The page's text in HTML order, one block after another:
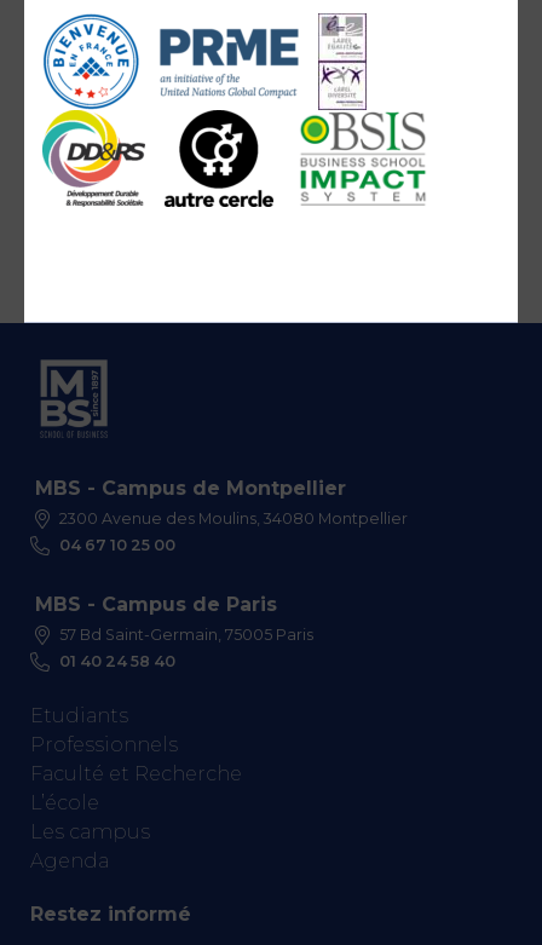
MBS - Campus de Montpellier
2300 Avenue des Moulins, 34080 Montpellier
04 67 10 25 00
MBS - Campus de Paris
57 Bd Saint-Germain, 75005 Paris
01 40 24 58 40
Etudiants
Professionnels
Faculté et Recherche
L’école
Les campus
Agenda
Restez informé